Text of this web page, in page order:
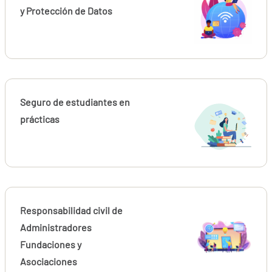
y Protección de Datos
Seguro de estudiantes en
prácticas
Responsabilidad civil de
Administradores
Fundaciones y
Asociaciones